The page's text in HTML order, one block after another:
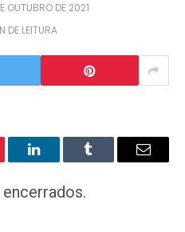
OUTUBRO DE 2021
DE LEITURA
LinkedInTumblr
E-